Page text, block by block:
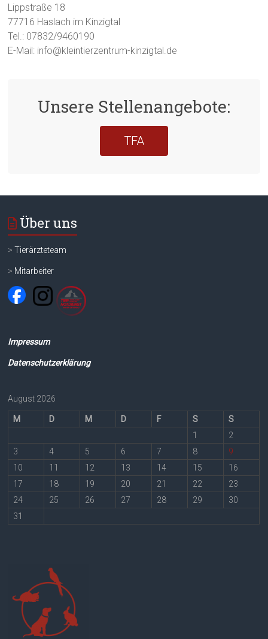
Lippstraße 18
77716 Haslach im Kinzigtal
Tel.: 07832/9460190
E-Mail: info@kleintierzentrum-kinzigtal.de
Unsere Stellenangebote:
TFA
Über uns
>Tierärzteteam
> Mitarbeiter
Impressum
Datenschutzerklärung
August 2026
M D M D F S
S
1
2
3
4 5 6 7 8
9
10
11 12 13 14 15
16
17
18 19 20 21 22
23
24
25 26 27 28 29
30
31